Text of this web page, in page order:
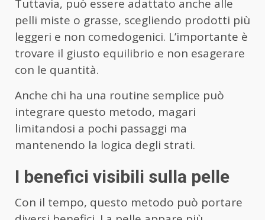
Tuttavia, può essere adattato anche alle
pelli miste o grasse, scegliendo prodotti più
leggeri e non comedogenici. L’importante è
trovare il giusto equilibrio e non esagerare
con le quantità.
Anche chi ha una routine semplice può
integrare questo metodo, magari
limitandosi a pochi passaggi ma
mantenendo la logica degli strati.
I benefici visibili sulla pelle
Con il tempo, questo metodo può portare